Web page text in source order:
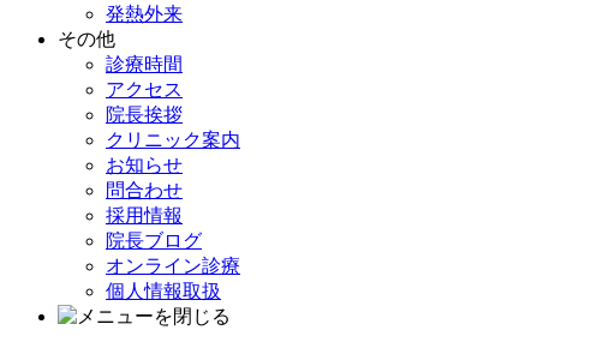
発熱外来
その他
診療時間
アクセス
院長挨拶
クリニック案内
お知らせ
問合わせ
採用情報
院長ブログ
オンライン診療
個人情報取扱